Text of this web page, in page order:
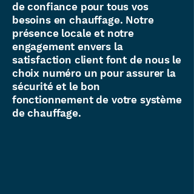
de confiance pour tous vos
besoins en chauffage. Notre
présence locale et notre
engagement envers la
satisfaction client font de nous le
choix numéro un pour assurer la
sécurité et le bon
fonctionnement de votre système
de chauffage.